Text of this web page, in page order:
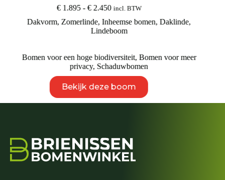
€1.895 - €2.450Prijsklasse:
tot
€ 2.450
incl. BTW
Dakvorm,Zomerlinde,Inheemse bomen,Daklinde,
Lindeboom
Bomen voor een hoge biodiversiteit, Bomen voor meer
privacy,Schaduwbomen
Bekijk deze boom
product
heeft
kan
gekozen
worden